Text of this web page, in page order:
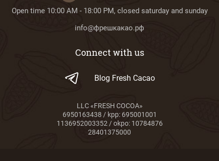
Open time 10:00 AM - 18:00 PM, closed saturday and sunday
info@фрешкакао.рф
Connect with us
Blog Fresh Cacao
LLC «FRESH COCOA»
6950163438 / kpp: 695001001
1136952003352 / okpo: 10784876
28401375000